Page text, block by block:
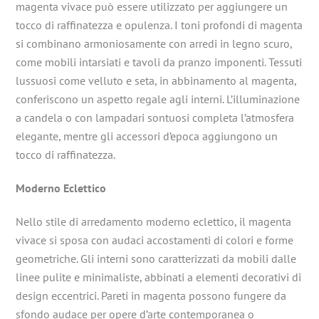
magenta vivace può essere utilizzato per aggiungere un
tocco di raffinatezza e opulenza. I toni profondi di magenta
si combinano armoniosamente con arredi in legno scuro,
come mobili intarsiati e tavoli da pranzo imponenti. Tessuti
lussuosi come velluto e seta, in abbinamento al magenta,
conferiscono un aspetto regale agli interni. L’illuminazione
a candela o con lampadari sontuosi completa l’atmosfera
elegante, mentre gli accessori d’epoca aggiungono un
tocco di raffinatezza.
Moderno Eclettico
Nello stile di arredamento moderno eclettico, il magenta
vivace si sposa con audaci accostamenti di colori e forme
geometriche. Gli interni sono caratterizzati da mobili dalle
linee pulite e minimaliste, abbinati a elementi decorativi di
design eccentrici. Pareti in magenta possono fungere da
sfondo audace per opere d’arte contemporanea o